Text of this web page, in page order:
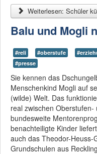
Weiterlesen: Schüler
Balu und Mogli
#reli #oberstufe
#presse
Sie kennen das
Menschenkind Mogli auf
(wilde) Welt. Das
real zwischen
bundesweite
benachteiligte Kinder
auch das Theodor-
Grundschulen aus